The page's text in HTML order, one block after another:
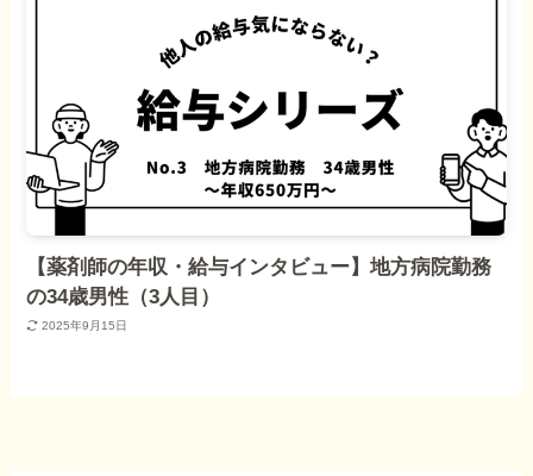
【薬剤師の年収・給与インタビュー】地方病院勤務
の34歳男性（3人目）
2025年9月15日